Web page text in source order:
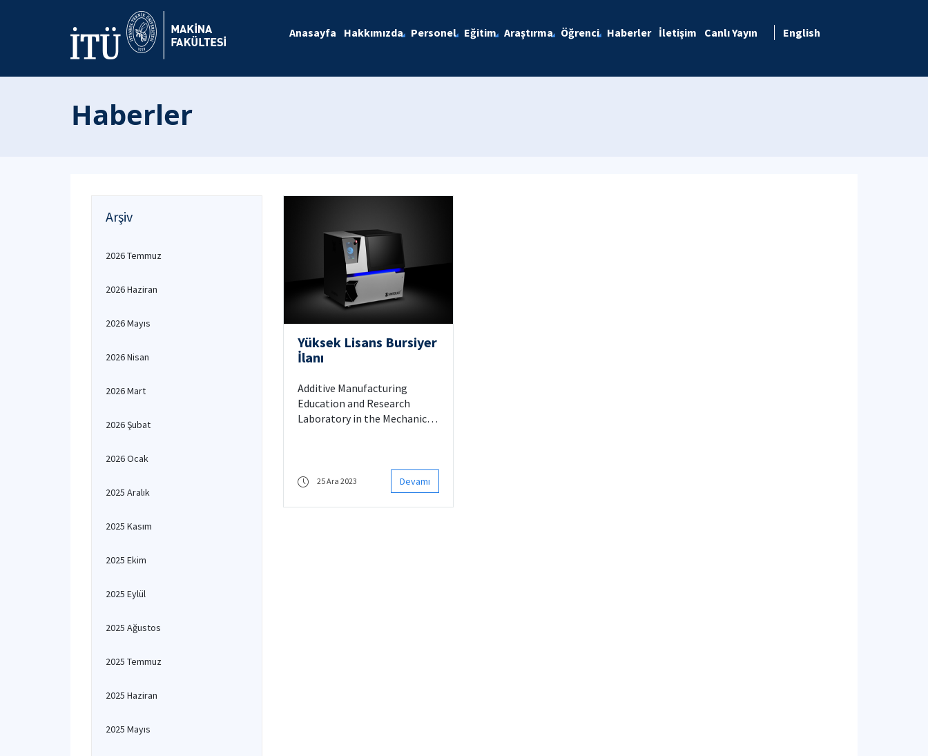
Anasayfa Hakkımızda Personel Eğitim Araştırma Öğrenci Haberler İletişim Canlı Yayın English
Haberler
Arşiv
2026 Temmuz
2026 Haziran
2026 Mayıs
2026 Nisan
2026 Mart
2026 Şubat
2026 Ocak
2025 Aralık
2025 Kasım
2025 Ekim
2025 Eylül
2025 Ağustos
2025 Temmuz
2025 Haziran
2025 Mayıs
Yüksek Lisans Bursiyer
İlanı
Additive Manufacturing
Education and Research
Laboratory in the Mechanical
will join a binder jetting
additive manufacturing
research project funded by
25 Ara 2023 Devamı